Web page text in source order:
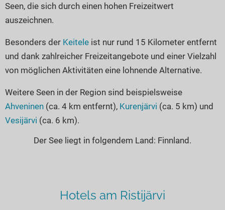
Seen, die sich durch einen hohen Freizeitwert
auszeichnen.
Besonders der Keitele ist nur rund 15 Kilometer entfernt
und dank zahlreicher Freizeitangebote und einer Vielzahl
von möglichen Aktivitäten eine lohnende Alternative.
Weitere Seen in der Region sind beispielsweise
Ahveninen (ca. 4 km entfernt), Kurenjärvi (ca. 5 km) und
Vesijärvi (ca. 6 km).
Der See liegt in folgendem Land: Finnland.
Hotels am Ristijärvi